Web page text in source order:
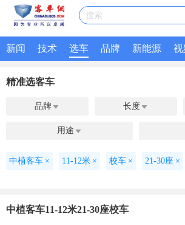
搜索
新闻 技术 选车 品牌 新能源 视
精准选客车
品牌  长度 
用途 
中植客车 × 11-12米 × 校车 × 21-30座 ×
中植客车11-12米21-30座校车